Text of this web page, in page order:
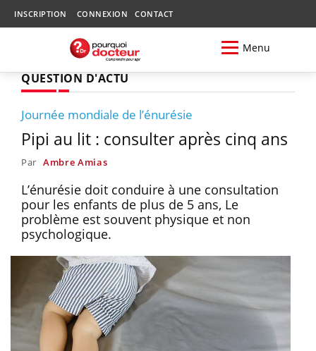
INSCRIPTION CONNEXION CONTACT
Menu
QUESTION D'ACTU
Journée mondiale de l’énurésie
Pipi au lit : consulter après cinq ans
Par Ambre Amias
L’énurésie doit conduire à une consultation
pour les enfants de plus de 5 ans, Le
problème est souvent physique et non
psychologique.